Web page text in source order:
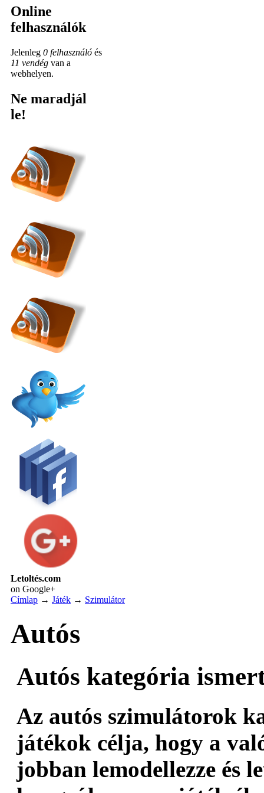
Online
felhasználók
Jelenleg 0 felhasználó és
11 vendég van a
webhelyen.
Ne maradjál
le!
Letoltés.com
on Google+
Címlap → Játék → Szimulátor
Autós
Autós kategória
Az autós szimulátorok
játékok célja, hogy a
jobban lemodellezze és